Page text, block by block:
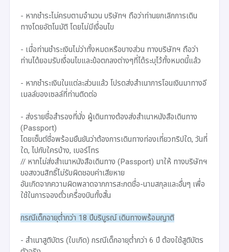
- หากชำระไม่ครบตามจำนวน บริษัทฯ ถือว่าท่านยกเลิกการเดิน
ทางโดยอัตโนมัติ โดยไม่มีเงื่อนไข
- เมื่อท่านชำระเงินไม่ว่าทั้งหมดหรือบางส่วน ทางบริษัทฯ ถือว่า
ท่านได้ยอมรับเงื่อนไขและข้อตกลงต่างๆที่ได้ระบุไว้ทั้งหมดนี้แล้ว
- หากชำระเงินในแต่ละส่วนแล้ว โปรดส่งสำเนาการโอนเงินมาทางอี
เมลล์ของเซลล์ที่ท่านติดต่อ
- ส่งรายชื่อสำรองที่นั่ง ผู้เดินทางต้องส่งสำเนาหนังสือเดินทาง
(Passport)
โดยเซ็นต์ชื่อพร้อมยืนยันว่าต้องการเดินทางท่องเที่ยวทริปใด, วันที่
ใด, ไปกับใครบ้าง, เบอร์โทร
// หากไม่ส่งสำเนาหนังสือเดินทาง (Passport) มาให้ ทางบริษัทฯ
ขอสงวนสิทธิ์ไม่รับผิดชอบค่าเสียหาย
อันเกิดจากความผิดพลาดจากการสะกดชื่อ-นามสกุลและอื่นๆ เพื่อ
ใช้ในการจองตั๋วเครื่องบินทั้งสิ้น
กรณีเด็กอายุต่ำกว่า 18 ปีบริบูรณ์ เดินทางพร้อมญาติ
- สำเนาสูติบัตร (ใบเกิด) กรณีเด็กอายุต่ำกว่า 6 ปี ต้องใช้สูติบัตร